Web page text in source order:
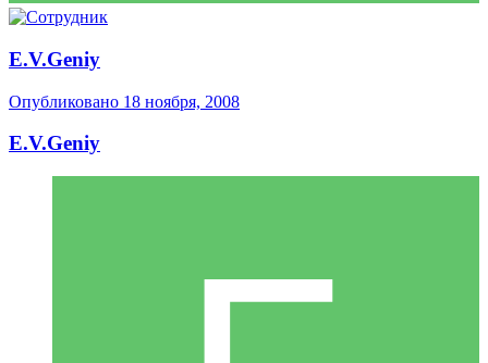
E.V.Geniy
Опубликовано 18 ноября, 2008
E.V.Geniy